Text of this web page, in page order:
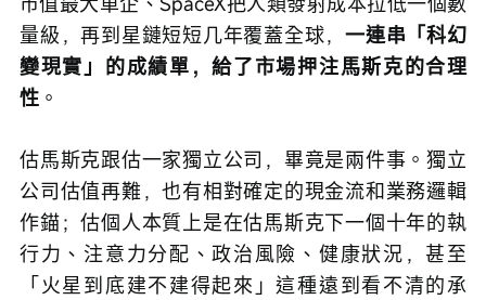
量級，再到星鏈短短几年覆蓋全球，一連串「科幻
變現實」的成績單，給了市場押注馬斯克的合理
性 。
估馬斯克跟估一家獨立公司，畢竟是兩件事。獨立
公司估值再難，也有相對確定的現金流和業務邏輯
作錨；估個人本質上是在估馬斯克下一個十年的執
行力、注意力分配、政治風險、健康狀況，甚至
「火星到底建不建得起來」這種遠到看不清的承